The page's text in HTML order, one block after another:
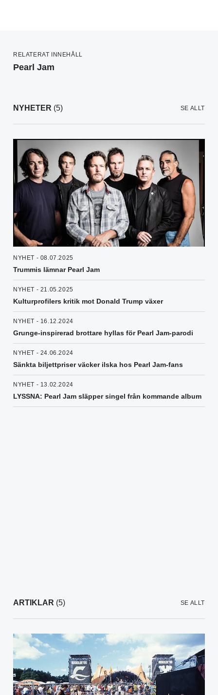
RELATERAT INNEHÅLL
Pearl Jam
NYHETER (5) SE ALLT
NYHET - 08.07.2025
Trummis lämnar Pearl Jam
NYHET - 21.05.2025
Kulturprofilers kritik mot Donald Trump växer
NYHET - 16.12.2024
Grunge-inspirerad brottare hyllas för Pearl Jam-parodi
NYHET - 24.06.2024
Sänkta biljettpriser väcker ilska hos Pearl Jam-fans
NYHET - 13.02.2024
LYSSNA: Pearl Jam släpper singel från kommande album
ARTIKLAR (5) SE ALLT